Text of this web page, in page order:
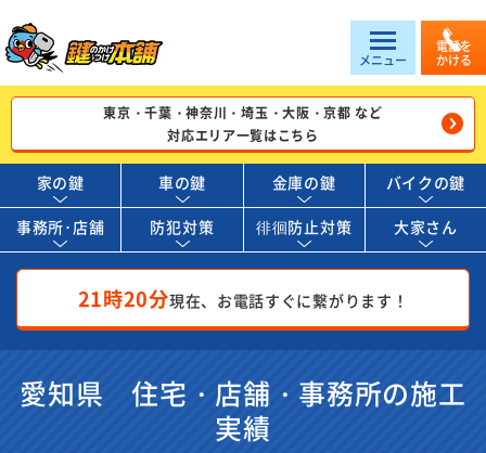
メニュー
電話を
かける
東京・千葉・神奈川・埼玉・大阪・京都 など
対応エリア一覧はこちら
家の鍵 車の鍵 金庫の鍵 バイクの鍵
事務所･店舗 防犯対策 徘徊防止対策 大家さん
21時20分現在、お電話すぐに繋がります！
愛知県 住宅・店舗・事務所の施工
実績